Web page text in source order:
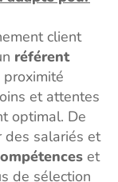
client
référent
et attentes
optimal. De
des salariés et
et
de sélection